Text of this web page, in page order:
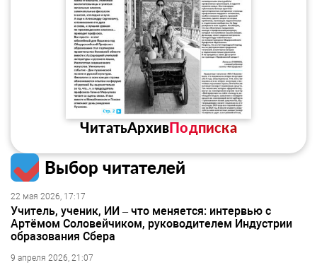
ЧитатьАрхивПодписка
Выбор читателей
22 мая 2026, 17:17
Учитель, ученик, ИИ – что меняется: интервью с
Артёмом Соловейчиком, руководителем Индустрии
образования Сбера
9 апреля 2026, 21:07